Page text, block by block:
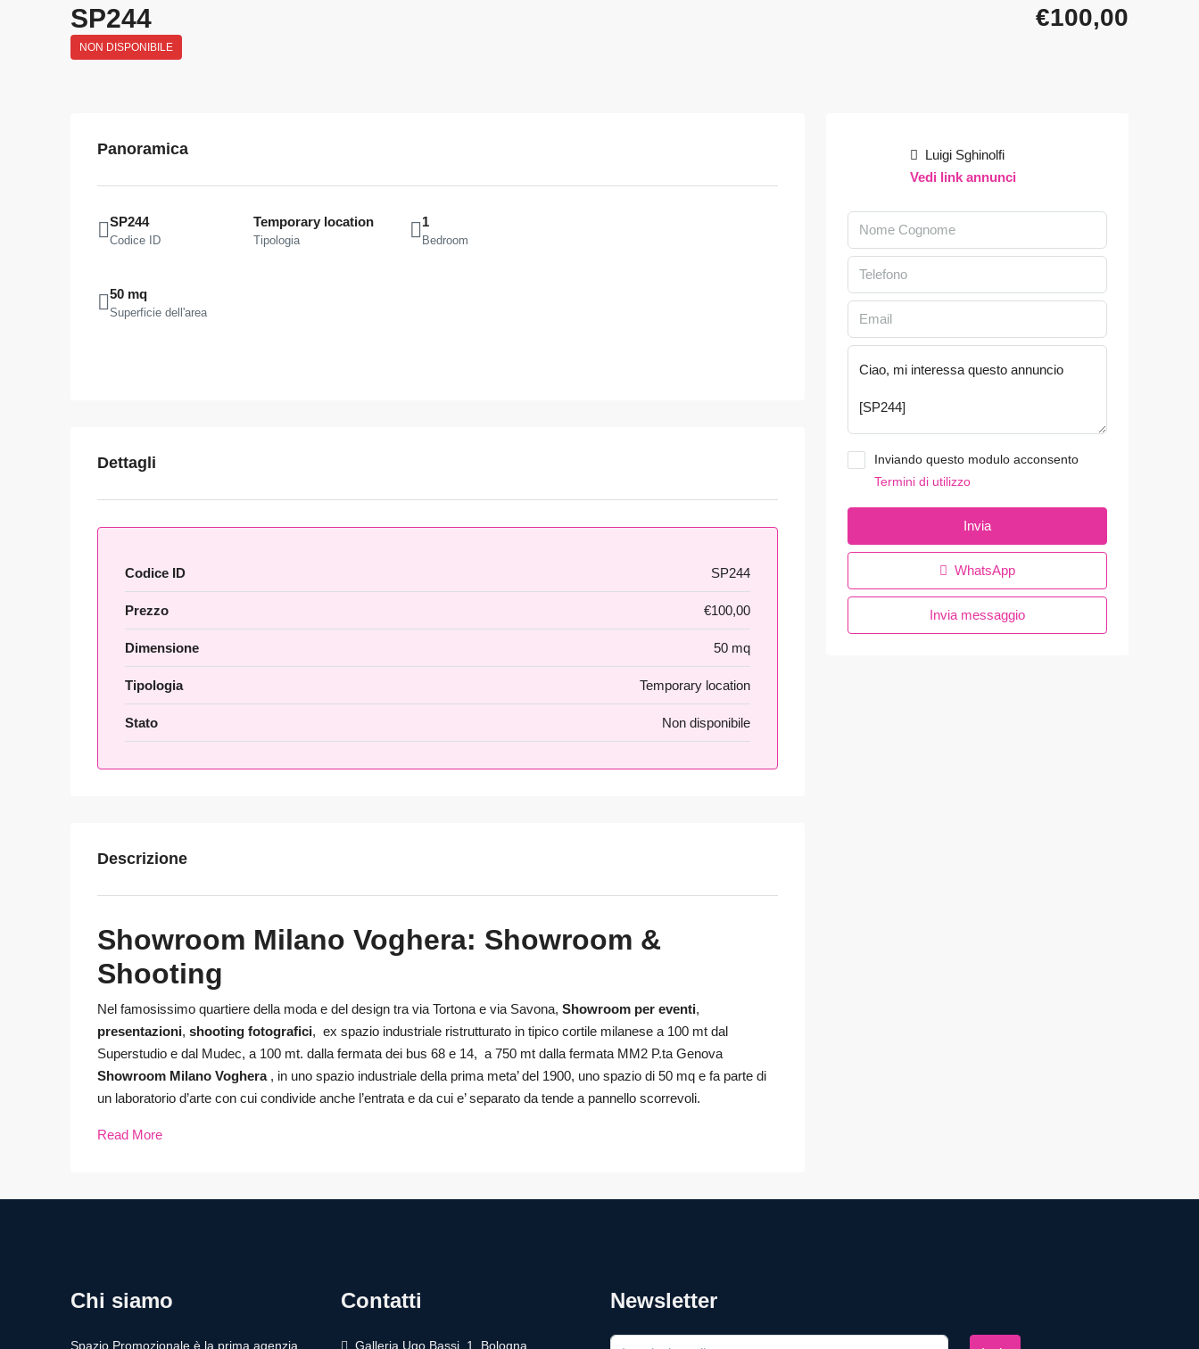
SP244
NON DISPONIBILE
€100,00
Panoramica
SP244
Codice ID
Temporary location
Tipologia
1
Bedroom
50 mq
Superficie dell'area
Dettagli
Codice ID SP244
Prezzo €100,00
Dimensione 50 mq
Tipologia Temporary location
Stato Non disponibile
Descrizione
Showroom Milano Voghera: Showroom &
Shooting
Nel famosissimo quartiere della moda e del design tra via Tortona e via Savona, Showroom per eventi,
presentazioni, shooting fotografici, ex spazio industriale ristrutturato in tipico cortile milanese a 100 mt dal
Superstudio e dal Mudec, a 100 mt. dalla fermata dei bus 68 e 14, a 750 mt dalla fermata MM2 P.ta Genova
Showroom Milano Voghera , in uno spazio industriale della prima meta’ del 1900, uno spazio di 50 mq e fa parte di
un laboratorio d’arte con cui condivide anche l’entrata e da cui e’ separato da tende a pannello scorrevoli.
Read More
Luigi Sghinolfi
Vedi link annunci
Inviando questo modulo acconsento
Termini di utilizzo
Invia
WhatsApp
Invia messaggio
Chi siamo
Spazio Promozionale è la prima agenzia
Contatti
Galleria Ugo Bassi, 1, Bologna
Newsletter